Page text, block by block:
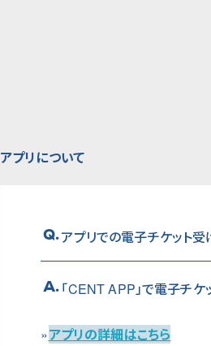
アプリについて
Q.アプリでの電子チケット受
A.「CENT APP」で電子チケ
»アプリの詳細はこちら